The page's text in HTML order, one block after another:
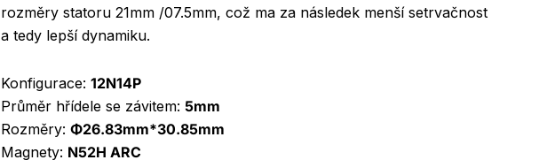
rozměry statoru 21mm /07.5mm, což ma za následek menší setrvačnost
a tedy lepší dynamiku.
Konfigurace: 12N14P
Průměr hřídele se závitem: 5mm
Rozměry: Φ26.83mm*30.85mm
Magnety: N52H ARC